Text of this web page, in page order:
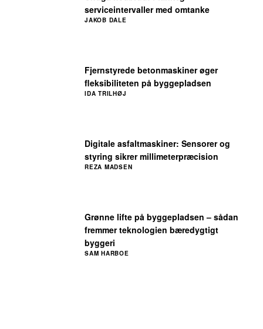
Grønne lifte på byggepladsen – sådan
fremmer teknologien bæredygtigt
byggeri
SAM HARBOE
Digitale asfaltmaskiner: Sensorer og
styring sikrer millimeterpræcision
REZA MADSEN
Fjernstyrede betonmaskiner øger
fleksibiliteten på byggepladsen
IDA TRILHØJ
serviceintervaller med omtanke
JAKOB DALE